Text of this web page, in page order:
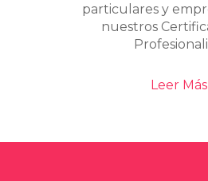
particulares y
nuestros
Leer Más